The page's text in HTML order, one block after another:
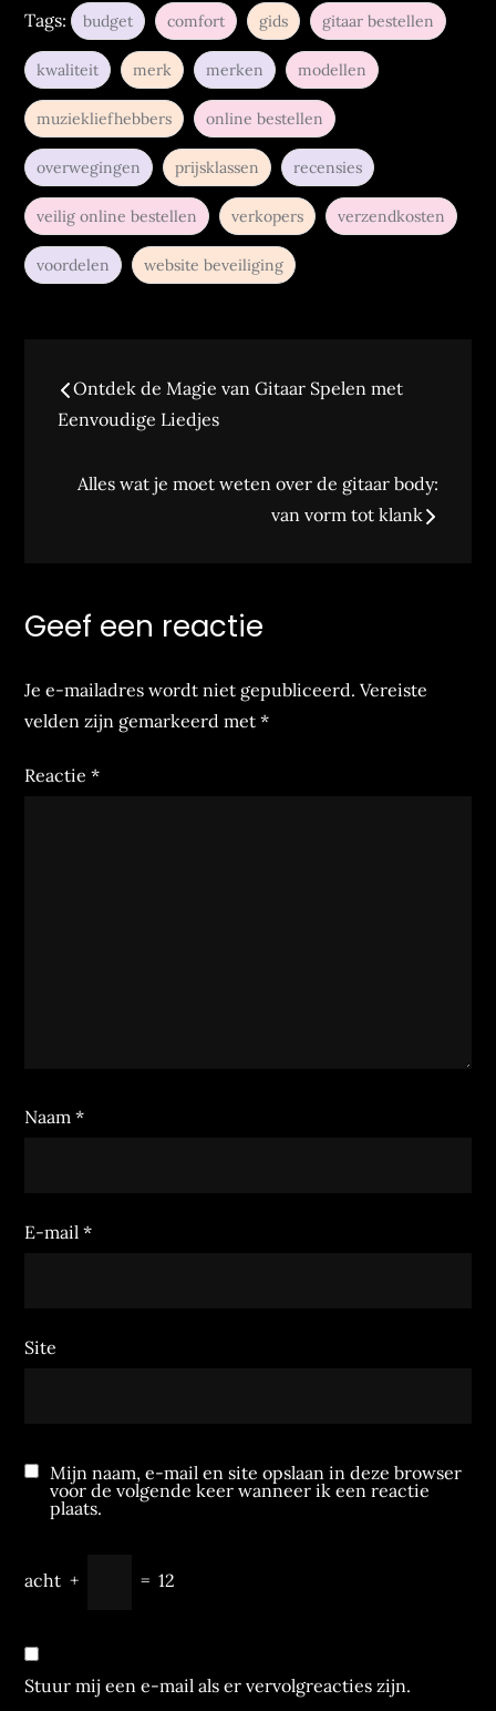
Tags:
budget comfort gids gitaar bestellen
kwaliteit merk merken modellen
muziekliefhebbers online bestellen
overwegingen prijsklassen recensies
veilig online bestellen verkopers verzendkosten
voordelen website beveiliging
Bericht
navigatie
Ontdek de Magie van Gitaar Spelen met
Eenvoudige Liedjes
Alles wat je moet weten over de gitaar body:
van vorm tot klank
Geef een reactie
Je e-mailadres wordt niet gepubliceerd. Vereiste
velden zijn gemarkeerd met*
Reactie*
Naam*
E-mail*
Site
Mijn naam, e-mail en site opslaan in deze browser
voor de volgende keer wanneer ik een reactie
plaats.
acht + = 12
Stuur mij een e-mail als er vervolgreacties zijn.